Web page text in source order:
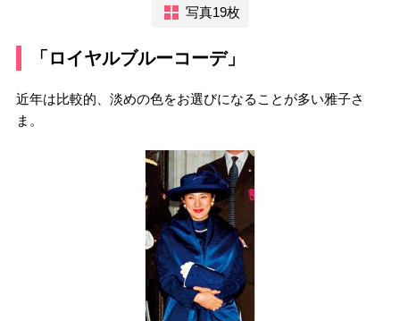
写真19枚
「ロイヤルブルーコーデ」
近年は比較的、淡めの色をお選びになることが多い雅子さ
ま。